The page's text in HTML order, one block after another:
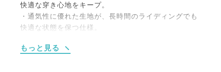
快適な穿き心地をキープ。
・通気性に優れた生地が、長時間のライディングでも
快適な状態を保つ仕様。
をしっかりサポート。
もっと見る